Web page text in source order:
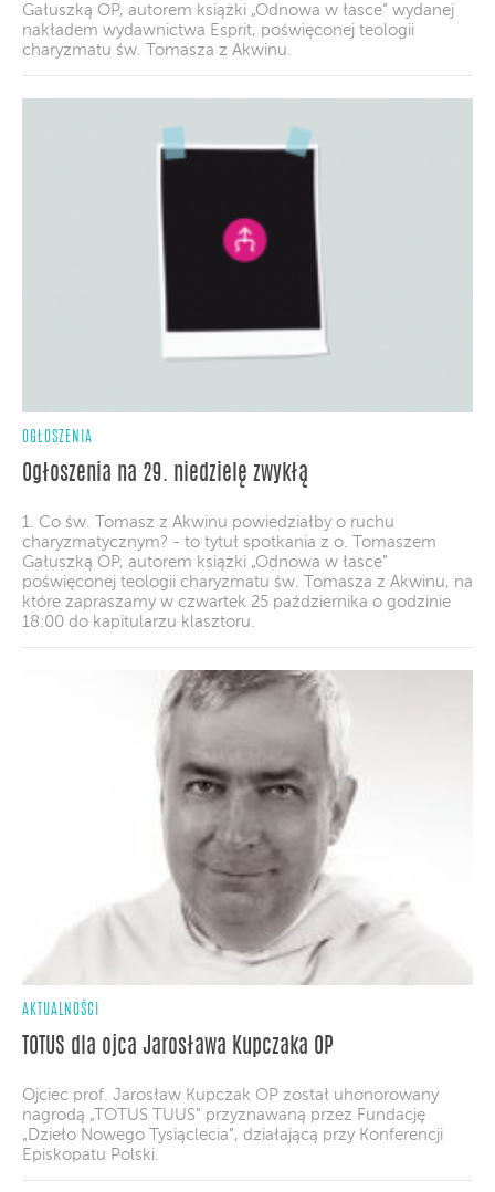
Gałuszką OP, autorem książki „Odnowa w łasce” wydanej
nakładem wydawnictwa Esprit, poświęconej teologii
charyzmatu św. Tomasza z Akwinu.
OGŁOSZENIA
Ogłoszenia na 29. niedzielę zwykłą
1. Co św. Tomasz z Akwinu powiedziałby o ruchu
charyzmatycznym? - to tytuł spotkania z o. Tomaszem
Gałuszką OP, autorem książki „Odnowa w łasce”
poświęconej teologii charyzmatu św. Tomasza z Akwinu, na
które zapraszamy w czwartek 25 października o godzinie
18:00 do kapitularzu klasztoru.
AKTUALNOŚCI
TOTUS dla ojca Jarosława Kupczaka OP
Ojciec prof. Jarosław Kupczak OP został uhonorowany
nagrodą „TOTUS TUUS" przyznawaną przez Fundację
„Dzieło Nowego Tysiąclecia”, działającą przy Konferencji
Episkopatu Polski.